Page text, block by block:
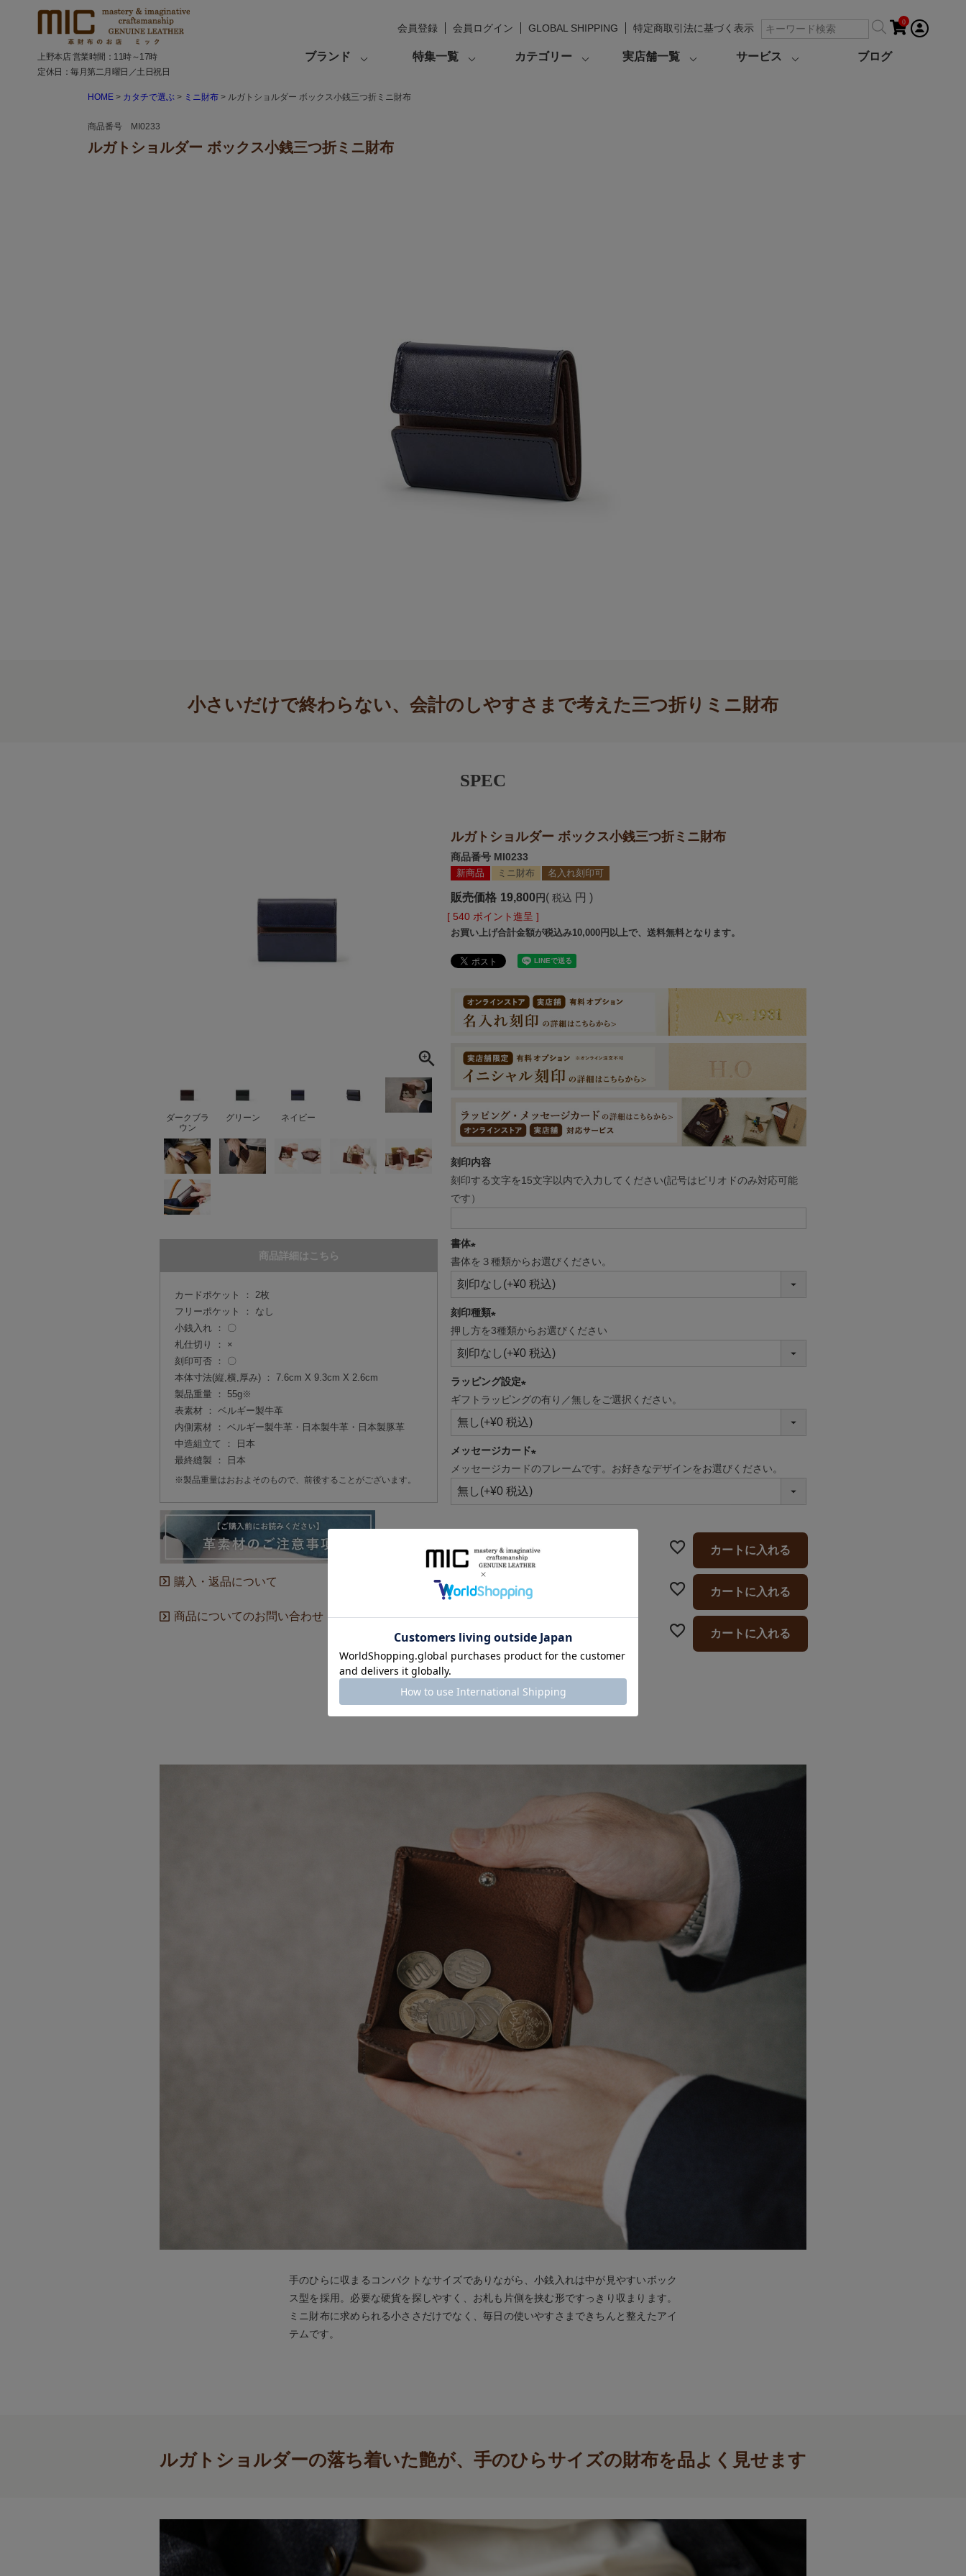
上野本店 営業時間：11時～17時
定休日：毎月第二月曜日／土日祝日
会員登録 会員ログイン GLOBAL SHIPPING 特定商取引法に基づく表示
0
ブランド 特集一覧 カテゴリー 実店舗一覧 サービス ブログ
HOME カタチで選ぶ ミニ財布 ルガトショルダー ボックス小銭三つ折ミニ財布
商品番号 MI0233
ルガトショルダー ボックス小銭三つ折ミニ財布
小さいだけで終わらない、会計のしやすさまで考えた三つ折りミニ財布
SPEC
ダークブラ
ウン
グリーン ネイビー
商品詳細はこちら
カードポケット ： 2枚
フリーポケット ： なし
小銭入れ ： 〇
札仕切り ： ×
刻印可否 ： 〇
本体寸法(縦,横,厚み) ： 7.6cm X 9.3cm X 2.6cm
製品重量 ： 55g※
表素材 ： ベルギー製牛革
内側素材 ： ベルギー製牛革・日本製牛革・日本製豚革
中造組立て ： 日本
最終縫製 ： 日本
※製品重量はおおよそのもので、前後することがございます。
購入・返品について
商品についてのお問い合わせ
ルガトショルダー ボックス小銭三つ折ミニ財布
商品番号 MI0233
新商品 ミニ財布 名入れ刻印可
販売価格 19,800
税込
[ 540 ポイント進呈 ]
お買い上げ合計金額が税込み10,000円以上で、送料無料となります。
刻印内容
刻印する文字を15文字以内で入力してください(記号はピリオドのみ対応可能
です）
書体
(必
須)
書体を３種類からお選びください。
刻印種類
(必
須)
押し方を3種類からお選びください
ラッピング設定
(必
須)
ギフトラッピングの有り／無しをご選択ください。
メッセージカード
(必
須)
メッセージカードのフレームです。お好きなデザインをお選びください。
在庫数
カートに入れる
グリーン
在庫数
カートに入れる
在庫数 2
カートに入れる
再入荷の予定について
手のひらに収まるコンパクトなサイズでありながら、小銭入れは中が見やすいボック
ス型を採用。必要な硬貨を探しやすく、お札も片側を挟む形ですっきり収まります。
ミニ財布に求められる小ささだけでなく、毎日の使いやすさまできちんと整えたアイ
テムです。
ルガトショルダーの落ち着いた艶が、手のひらサイズの財布を品よく見せます